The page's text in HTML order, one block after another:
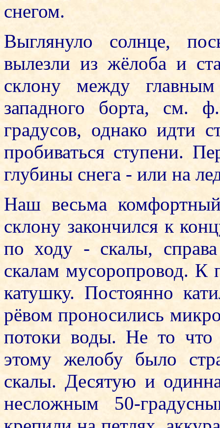
снегом.
Выглянуло солнце,
вылезли из жёлоба и
склону между
западного борта, см.
градусов, однако идти
пробиваться ступени.
глубины снега - или на
Наш весьма
склону закончился к
по ходу - скалы,
скалам мусоропровод. К
катушку. Постоянно
рёвом проносились
потоки воды. Не то
этому желобу было
скалы. Десятую и
несложным 50-